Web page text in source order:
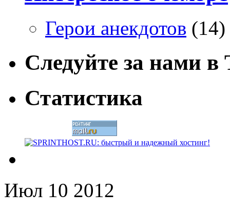
Герои анекдотов (14)
Следуйте за нами
Статистика
Июл 10 2012